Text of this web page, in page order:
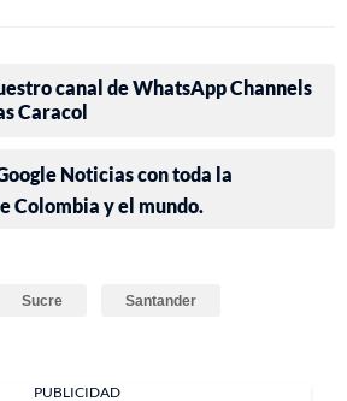
canal de WhatsApp Channels
Caracol
Noticias con toda la
Colombia y el mundo.
Sucre Santander
PUBLICIDAD